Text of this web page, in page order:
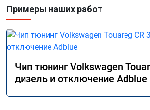
Примеры наших работ
Чип тюнинг Volkswagen
дизель и отключение Adblue